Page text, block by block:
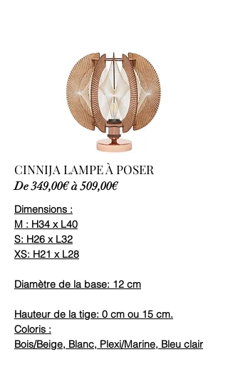
CINNIJA LAMPE À POSER
De 349,00€ à 509,00€
Dimensions :
M : H34 x L40
S: H26 x L32
XS: H21 x L28
Diamètre de la base: 12 cm
Hauteur de la tige: 0 cm ou 15 cm.
Coloris :
Bois/Beige, Blanc, Plexi/Marine, Bleu clair